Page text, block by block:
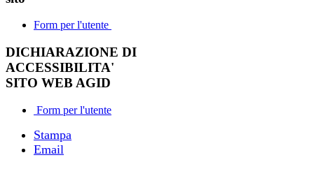
Form per l'utente
DICHIARAZIONE DI
ACCESSIBILITA'
SITO WEB AGID
Form per l'utente
Stampa
Email